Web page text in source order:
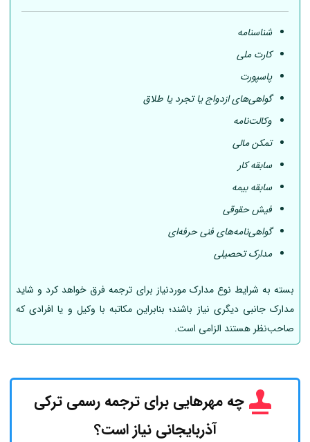
شناسنامه
کارت ملی
پاسپورت
گواهی‌های ازدواج یا تجرد یا طلاق
وکالت‌نامه
تمکن مالی
سابقه کار
سابقه بیمه
فیش حقوقی
گواهی‌نامه‌های فنی حرفه‌ای
مدارک تحصیلی
بسته به شرایط نوع مدارک موردنیاز برای ترجمه فرق خواهد کرد و شاید
مدارک جانبی دیگری نیاز باشند؛ بنابراین مکاتبه با وکیل و یا افرادی که
صاحب‌نظر هستند الزامی است.
چه مهرهایی برای ترجمه رسمی ترکی
آذربایجانی نیاز است؟